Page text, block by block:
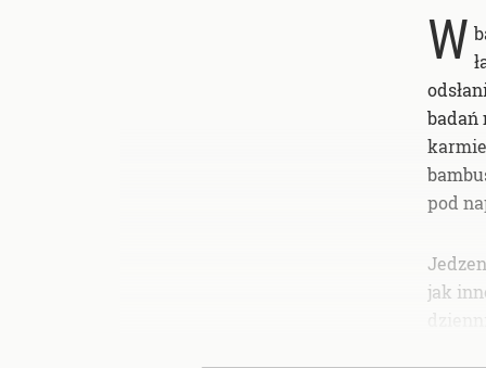
W
badań
pod
jak